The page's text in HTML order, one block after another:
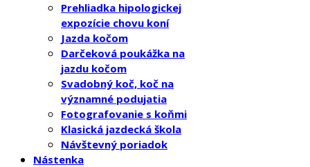
Prehliadka hipologickej
expozície chovu koní
Jazda kočom
Darčeková poukážka na
jazdu kočom
Svadobný koč, koč na
významné podujatia
Fotografovanie s koňmi
Klasická jazdecká škola
Návštevný poriadok
Nástenka